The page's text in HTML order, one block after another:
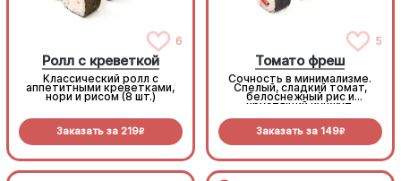
6
Ролл с креветкой
Классический ролл с
аппетитными креветками,
нори и рисом (8 шт.)
Заказать за 219R
5
Томато фреш
Сочность в минимализме.
Спелый, сладкий томат,
белоснежный рис и
хрустящий кунжут.
заряжает витаминами
Заказать за 149R